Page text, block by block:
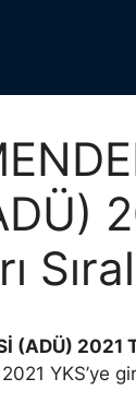
(ADÜ) 2021
YKS’ye